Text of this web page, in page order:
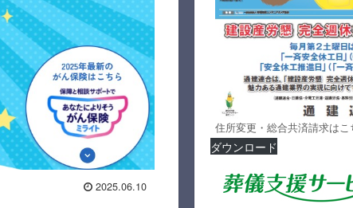
2025.06.10
住所変更・総合共済請求はこ
ダウンロード